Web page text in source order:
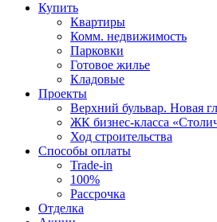
Купить
Квартиры
Комм. недвижимость
Парковки
Готовое жилье
Кладовые
Проекты
Верхний бульвар. Новая
ЖК бизнес-класса
Ход строительства
Способы оплаты
Trade-in
100%
Рассрочка
Отделка